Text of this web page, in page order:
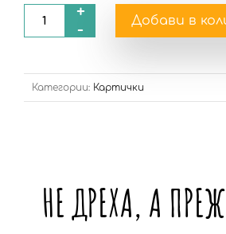
+
-
Добави в
Категории: Картички
НЕ ДРЕХА, А